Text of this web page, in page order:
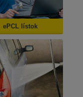
ePCL lístok